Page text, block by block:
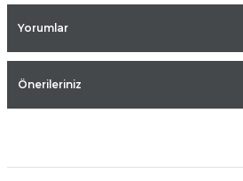
Yorumlar
Önerileriniz